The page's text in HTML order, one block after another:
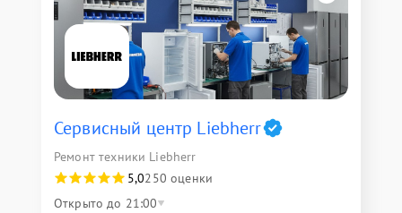
Сервисный центр Liebherr
Ремонт техники Liebherr
5,0250 оценки
Открыто до 21:00